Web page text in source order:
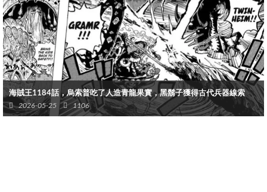
海賊王1184話，烏索普吃了人造青龍果實，黑鬍子獲得古代兵器線索
2026-05-25 1106